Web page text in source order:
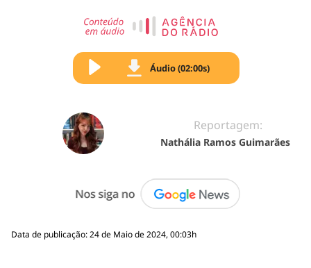
Áudio (02:00s)
Reportagem:
Nathália Ramos Guimarães
Data de publicação: 24 de Maio de 2024, 00:03h